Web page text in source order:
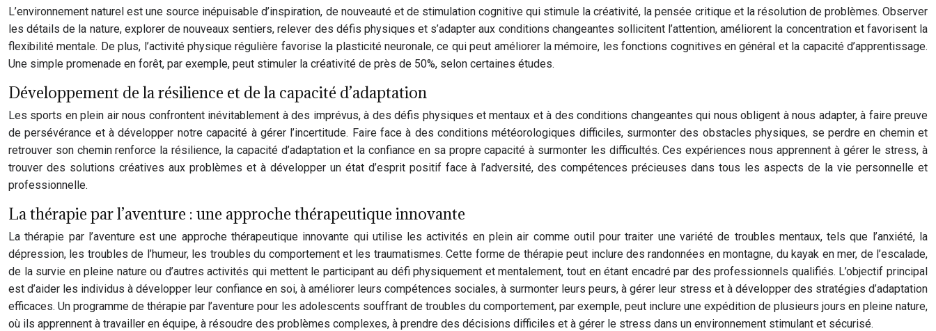
L’environnement naturel est une source inépuisable d’inspiration, de nouveauté et de stimulation cognitive qui stimule la créativité, la pensée critique et la résolution de problèmes. Observer
les détails de la nature, explorer de nouveaux sentiers, relever des défis physiques et s’adapter aux conditions changeantes sollicitent l’attention, améliorent la concentration et favorisent la
flexibilité mentale. De plus, l’activité physique régulière favorise la plasticité neuronale, ce qui peut améliorer la mémoire, les fonctions cognitives en général et la capacité d’apprentissage.
Une simple promenade en forêt, par exemple, peut stimuler la créativité de près de 50%, selon certaines études.
Développement de la résilience et de la capacité d’adaptation
Les sports en plein air nous confrontent inévitablement à des imprévus, à des défis physiques et mentaux et à des conditions changeantes qui nous obligent à nous adapter, à faire preuve
de persévérance et à développer notre capacité à gérer l’incertitude. Faire face à des conditions météorologiques difficiles, surmonter des obstacles physiques, se perdre en chemin et
retrouver son chemin renforce la résilience, la capacité d’adaptation et la confiance en sa propre capacité à surmonter les difficultés. Ces expériences nous apprennent à gérer le stress, à
trouver des solutions créatives aux problèmes et à développer un état d’esprit positif face à l’adversité, des compétences précieuses dans tous les aspects de la vie personnelle et
professionnelle.
La thérapie par l’aventure : une approche thérapeutique innovante
La thérapie par l’aventure est une approche thérapeutique innovante qui utilise les activités en plein air comme outil pour traiter une variété de troubles mentaux, tels que l’anxiété, la
dépression, les troubles de l’humeur, les troubles du comportement et les traumatismes. Cette forme de thérapie peut inclure des randonnées en montagne, du kayak en mer, de l’escalade,
de la survie en pleine nature ou d’autres activités qui mettent le participant au défi physiquement et mentalement, tout en étant encadré par des professionnels qualifiés. L’objectif principal
est d’aider les individus à développer leur confiance en soi, à améliorer leurs compétences sociales, à surmonter leurs peurs, à gérer leur stress et à développer des stratégies d’adaptation
efficaces. Un programme de thérapie par l’aventure pour les adolescents souffrant de troubles du comportement, par exemple, peut inclure une expédition de plusieurs jours en pleine nature,
où ils apprennent à travailler en équipe, à résoudre des problèmes complexes, à prendre des décisions difficiles et à gérer le stress dans un environnement stimulant et sécurisé.